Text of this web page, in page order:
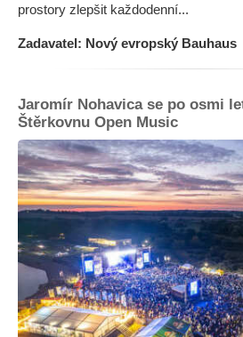
prostory zlepšit každodenní...
Zadavatel: Nový evropský Bauhaus
Jaromír Nohavica se po osmi
Štěrkovnu Open Music